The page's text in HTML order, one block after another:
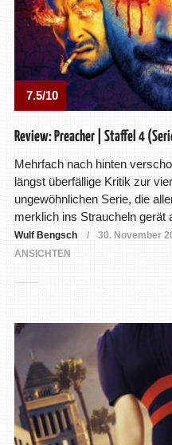
7.5/10
Review: Preacher | Staffel 4
Mehrfach nach hinten
längst überfällige Kritik zur
ungewöhnlichen Serie, die
merklich ins Straucheln gerät
Wulf Bengsch 30. November
ANSICHTEN